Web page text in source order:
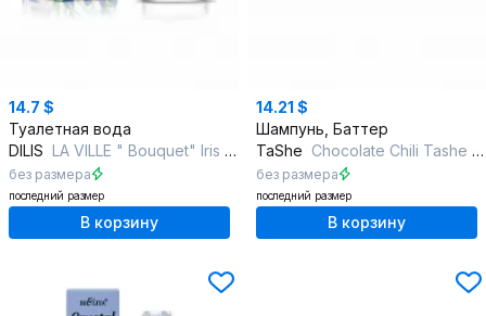
14.7 $
Туалетная вода
DILIS LA VILLE " Bouquet" Iris and Neroli
без размера
последний размер
В корзину
14.21 $
Шампунь, Баттер
TaShe Chocolate Chili Tashe professional набор для восстановления и питания
без размера
последний размер
В корзину